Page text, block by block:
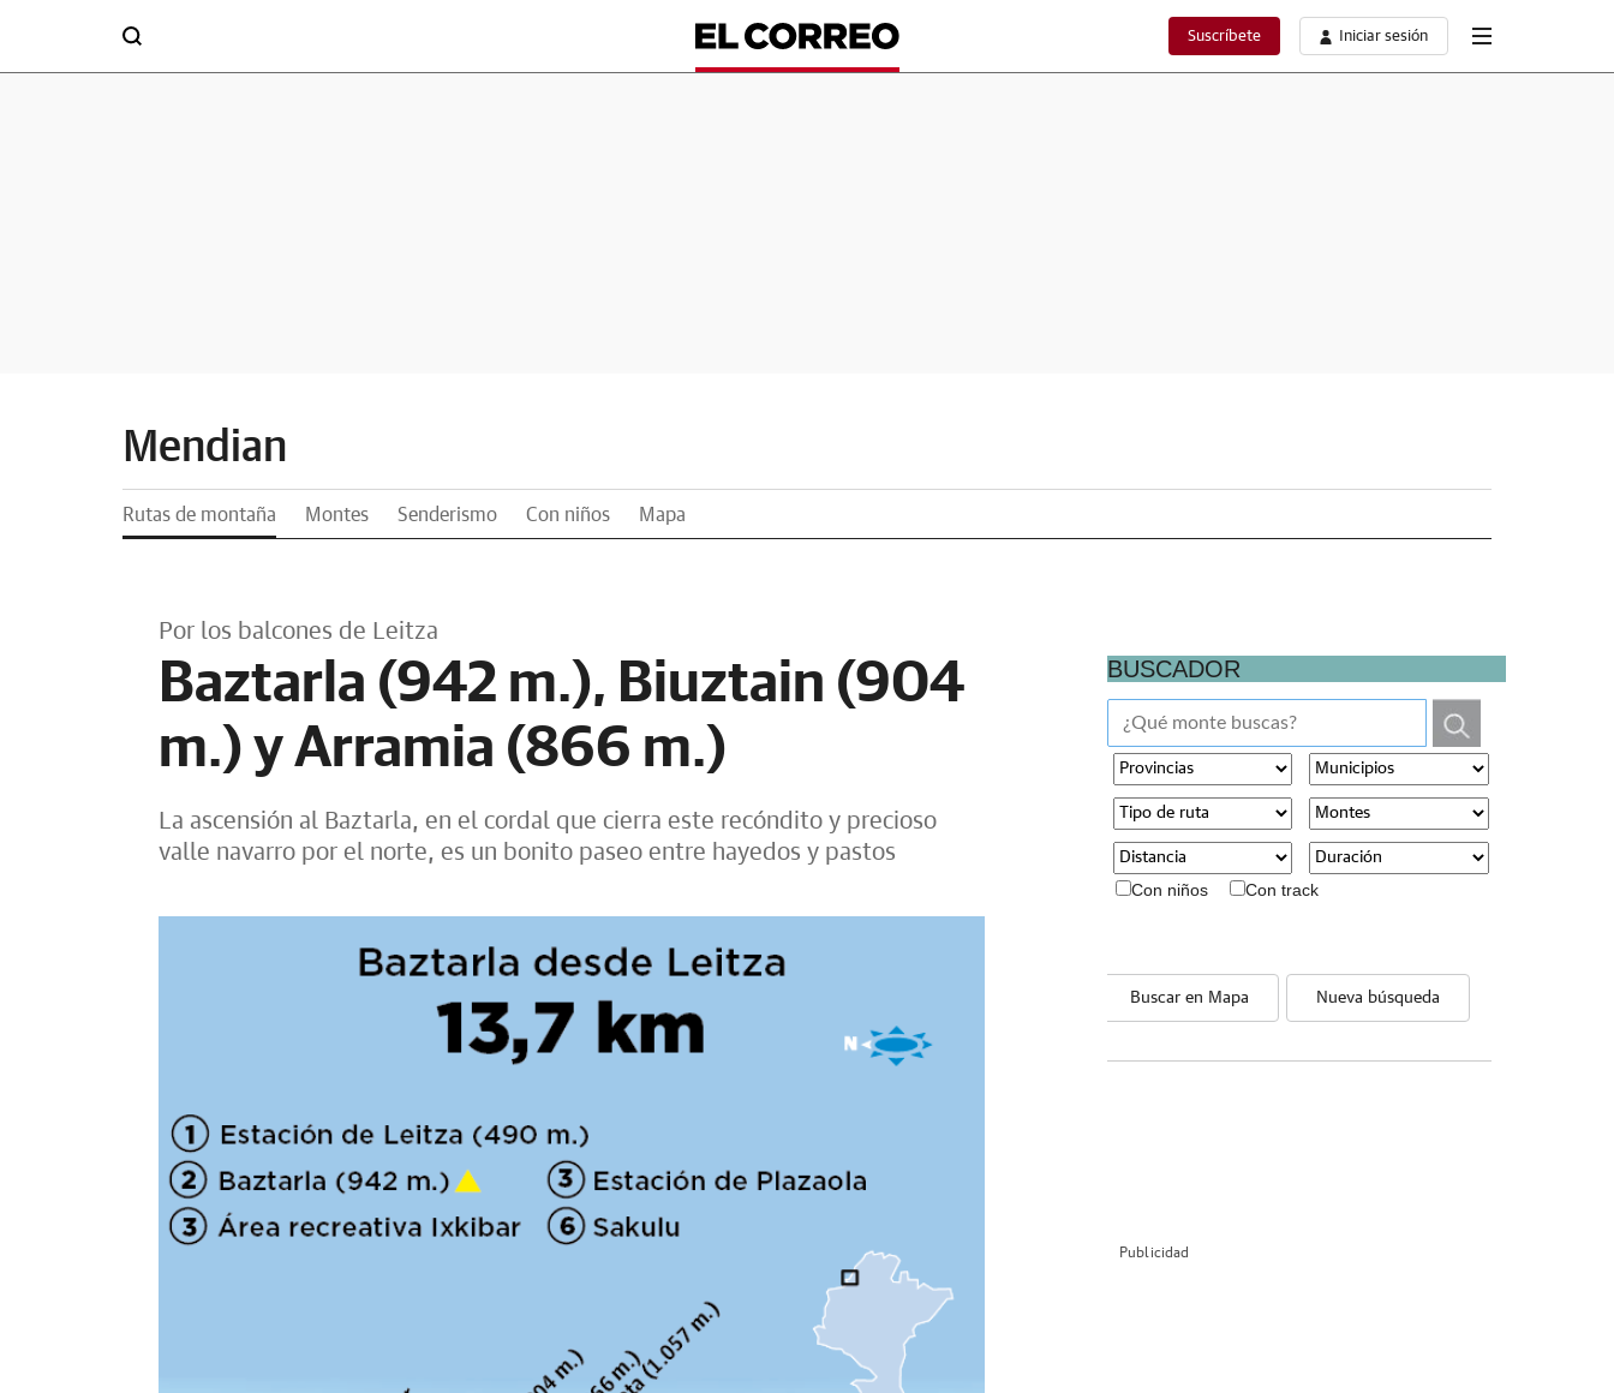
Suscríbete Iniciar sesión
Mendian
Rutas de montaña Montes Senderismo Con niños Mapa
Por los balcones de Leitza
Baztarla (942 m.), Biuztain (904
m.) y Arramia (866 m.)
La ascensión al Baztarla, en el cordal que cierra este recóndito y precioso
valle navarro por el norte, es un bonito paseo entre hayedos y pastos
BUSCADOR
Con niños Con track
Buscar en Mapa Nueva búsqueda
Publicidad